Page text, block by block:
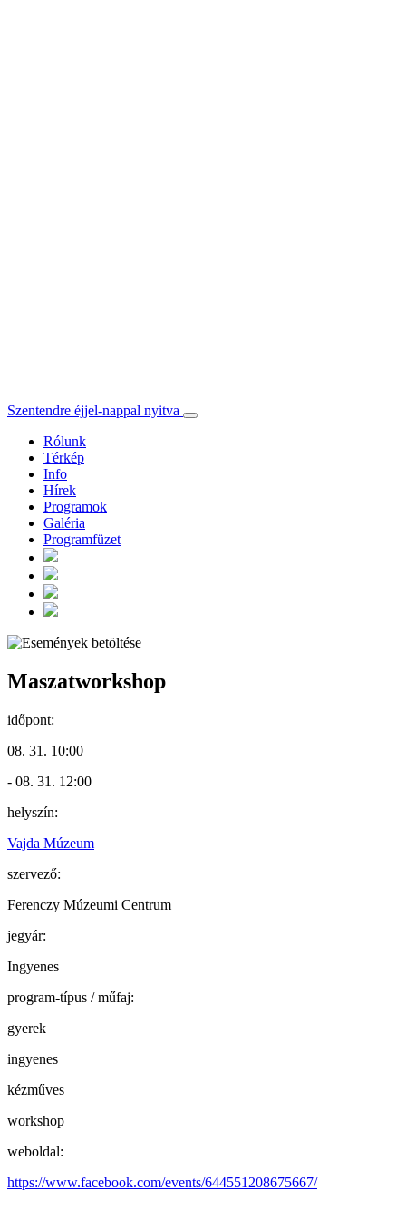
Szentendre éjjel-nappal nyitva
Rólunk
Térkép
Info
Hírek
Programok
Galéria
Programfüzet
Maszatworkshop
időpont:
08. 31. 10:00
- 08. 31. 12:00
helyszín:
Vajda Múzeum
szervező:
Ferenczy Múzeumi Centrum
jegyár:
Ingyenes
program-típus / műfaj:
gyerek
ingyenes
kézműves
workshop
weboldal:
https://www.facebook.com/events/644551208675667/